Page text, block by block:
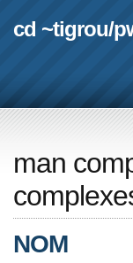
cd ~tigrou/
man
NOM